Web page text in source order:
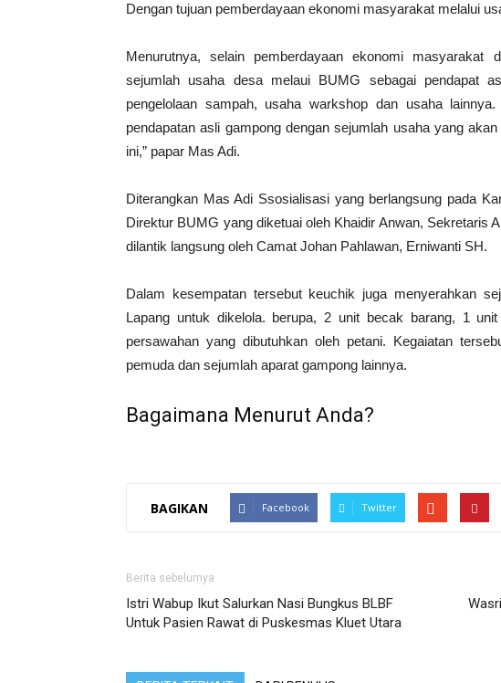
Dengan tujuan pemberdayaan ekonomi masyarakat melalui
Menurutnya, selain pemberdayaan ekonomi masyarakat
sejumlah usaha desa melaui BUMG sebagai pendapat
pengelolaan sampah, usaha warkshop dan usaha
pendapatan asli gampong dengan sejumlah usaha yang
ini,” papar Mas Adi.
Diterangkan Mas Adi Ssosialisasi yang berlangsung pada
Direktur BUMG yang diketuai oleh Khaidir Anwan, Sekretaris
dilantik langsung oleh Camat Johan Pahlawan, Erniwanti SH.
Dalam kesempatan tersebut keuchik juga menyerahkan
Lapang untuk dikelola. berupa, 2 unit becak barang, 1
persawahan yang dibutuhkan oleh petani. Kegaiatan
pemuda dan sejumlah aparat gampong lainnya.
Bagaimana Menurut Anda?
BAGIKAN Facebook Twitter
Berita sebelumya
Istri Wabup Ikut Salurkan Nasi Bungkus BLBF
Untuk Pasien Rawat di Puskesmas Kluet Utara